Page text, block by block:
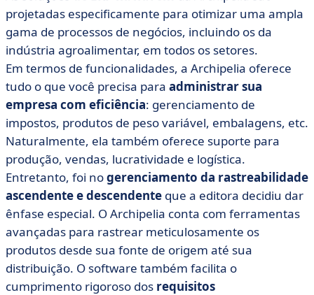
projetadas especificamente para otimizar uma ampla
gama de processos de negócios, incluindo os da
indústria agroalimentar, em todos os setores.
Em termos de funcionalidades, a Archipelia oferece
tudo o que você precisa para administrar sua
empresa com eficiência: gerenciamento de
impostos, produtos de peso variável, embalagens, etc.
Naturalmente, ela também oferece suporte para
produção, vendas, lucratividade e logística.
Entretanto, foi nogerenciamento da rastreabilidade
ascendente e descendente que a editora decidiu dar
ênfase especial. O Archipelia conta com ferramentas
avançadas para rastrear meticulosamente os
produtos desde sua fonte de origem até sua
distribuição. O software também facilita o
cumprimento rigoroso dos requisitos